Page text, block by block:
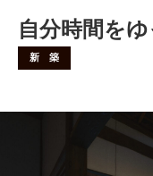
自分時間を
新 築